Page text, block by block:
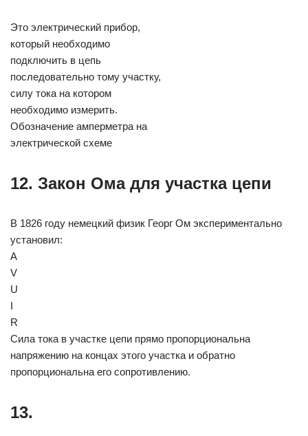
Это электрический прибор,
который необходимо
подключить в цепь
последовательно тому участку,
силу тока на котором
необходимо измерить.
Обозначение амперметра на
электрической схеме
12. Закон Ома для участка цепи
В 1826 году немецкий физик Георг Ом экспериментально
установил:
А
V
U
I
R
Сила тока в участке цепи прямо пропорциональна
напряжению на концах этого участка и обратно
пропорциональна его сопротивлению.
13.